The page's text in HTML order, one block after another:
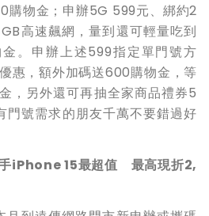
購物金；申辦5G 599元、綁約2
高速飆網，量到還可輕量吃到
。申辦上述599指定單門號方
惠，額外加碼送600購物金，等
，另外還可再抽全家商品禮券5
號需求的朋友千萬不要錯過好
iPhone 15最超值 最高現折2,